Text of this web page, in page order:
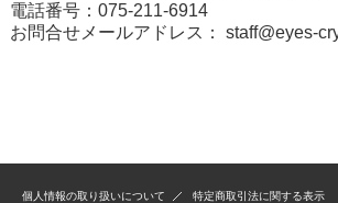
電話番号：075-211-6914
お問合せメールアドレス： staff@eyes-
個人情報の取り扱いについて 特定商取引法に関する表示